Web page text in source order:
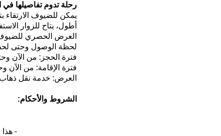
رحلة تدوم تفاصيلها في
يمكن للضيوف الارتقاء
أطول، يتاح للزوار
العرض الحصري للضيوف
لحظة الوصول وحتى
فترة الحجز : من الآن وحتى 30
فترة الإقامة: من الآن وحتى 15
العرض: خدمة نقل ذهاب
الشروط والأحكام:
-